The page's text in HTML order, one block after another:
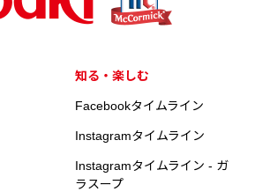
知る・楽しむ
Facebookタイムライン
Instagramタイムライン
Instagramタイムライン - ガ
ラスープ